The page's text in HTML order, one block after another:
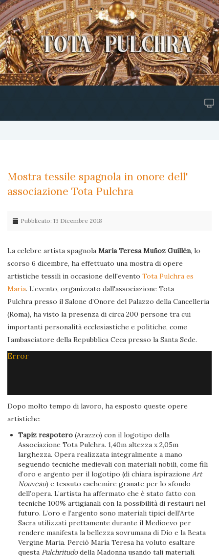
Mostra tessile spagnola in onore dell'
associazione Tota Pulchra
Pubblicato: 13 Dicembre 2018
La celebre artista spagnola María Teresa Muñoz Guillén, lo
scorso 6 dicembre, ha effettuato una mostra di opere
artistiche tessili in occasione dell'evento Tota Pulchra es
Maria. L’evento, organizzato dall'associazione Tota
Pulchra presso il Salone d’Onore del Palazzo della Cancelleria
(Roma), ha visto la presenza di circa 200 persone tra cui
importanti personalità ecclesiastiche e politiche, come
l’ambasciatore della Repubblica Ceca presso la Santa Sede.
Error
Dopo molto tempo di lavoro, ha esposto queste opere
artistiche:
Tapiz respotero (Arazzo) con il logotipo della
Associazione Tota Pulchra. 1,40m altezza x 2,05m
larghezza. Opera realizzata integralmente a mano
seguendo tecniche medievali con materiali nobili, come fili
d’oro e argento per il logotipo (di chiara ispirazioneArt
Nouveau) e tessuto cachemire granate per lo sfondo
dell’opera. L’artista ha affermato che è stato fatto con
tecniche 100% artigianali con la possibilità di restauri nel
futuro. L’oro e l’argento sono materiali tipici dell’Arte
Sacra utilizzati prettamente durante il Medioevo per
rendere manifesta la bellezza sovrumana di Dio e la Beata
Vergine Maria. Perciò María Teresa ha voluto esaltare
questa Pulchritudodella Madonna usando tali materiali.